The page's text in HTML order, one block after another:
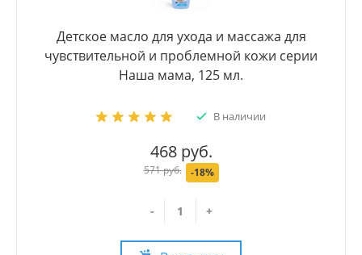
Детское масло для ухода и массажа для
чувствительной и проблемной кожи серии
Наша мама, 125 мл.
В наличии
468 руб.
571 руб. -18%
- +